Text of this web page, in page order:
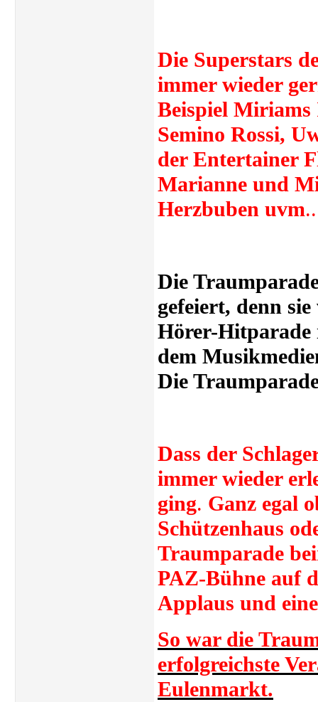
Die Superstars
immer wieder
Beispiel Miriams
Semino Rossi,
der Entertainer
Marianne und
Herzbuben uvm..
Die
gefeiert, denn
Hörer-Hitparade
dem
Die
Dass der
immer wieder
ging. Ganz egal
Schützenhaus
Traumparade
PAZ-Bühne auf
Applaus und
So war die
erfolgreichste
Eulenmarkt.